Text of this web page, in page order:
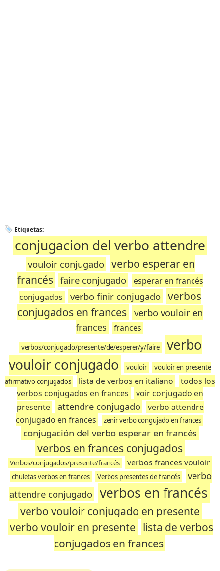
Etiquetas:
conjugacion del verbo attendre
vouloir conjugado verbo esperar en
francés
faire conjugado
esperar en francés
conjugados
verbo finir conjugado
verbos
conjugados en frances verbo vouloir en
frances
frances
verbos/conjugado/presente/de/esperer/y/faire
verbo
vouloir conjugado
vouloir
vouloir en presente
afirmativo conjugados
lista de verbos en italiano
todos los
verbos conjugados en frances
voir conjugado en
presente
attendre conjugado
verbo attendre
conjugado en frances
zenir verbo congujado en frances
conjugación del verbo esperar en francés
verbos en frances conjugados
Verbos/conjugados/presente/francés verbos frances vouloir
chuletas verbos en frances Verbos presentes de francés
verbo
attendre conjugado verbos en francés
verbo vouloir conjugado en presente
verbo vouloir en presente lista de verbos
conjugados en frances